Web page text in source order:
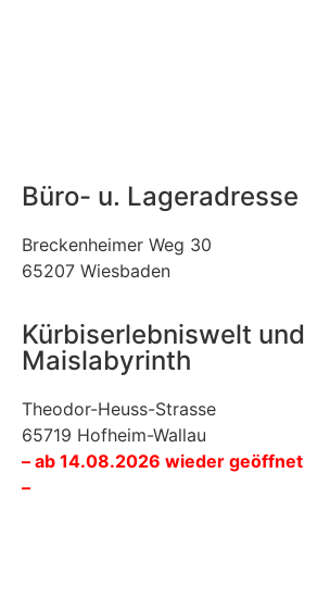
Büro- u. Lageradresse
Breckenheimer Weg 30
65207 Wiesbaden
Kürbiserlebniswelt und
Maislabyrinth
Theodor-Heuss-Strasse
65719 Hofheim-Wallau
– ab 14.08.2026 wieder geöffnet
–